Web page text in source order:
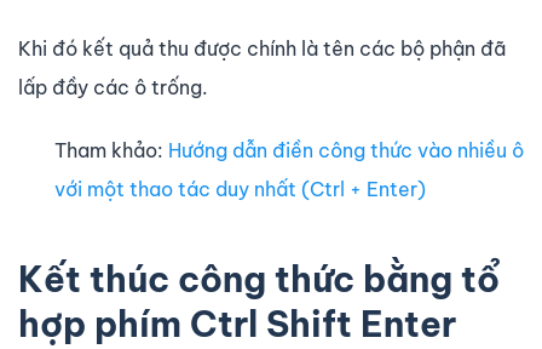
Khi đó kết quả thu được chính là tên các bộ phận đã
lấp đầy các ô trống.
Tham khảo: Hướng dẫn điền công thức vào nhiều ô
với một thao tác duy nhất (Ctrl + Enter)
Kết thúc công thức bằng tổ
hợp phím Ctrl Shift Enter